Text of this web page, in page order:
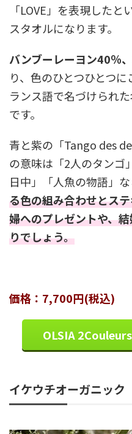
「LOVE」を表現した
スタオルになります。
バンブーレーヨン40％
り、色のひとつひとつ
ランス語で名づけられ
です。
青と紫の「Tango des
の意味は「2人のタンゴ
日中」「人魚の物語」な
る色の組み合わせとス
婦へのプレゼントや、
りでしょう。
価格：7,700円(税込)
OLSIA
イケウチオーガニッ